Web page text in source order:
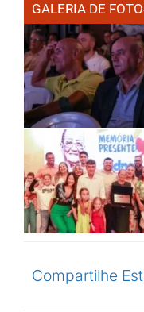
GALERIA DE
Compartilhe